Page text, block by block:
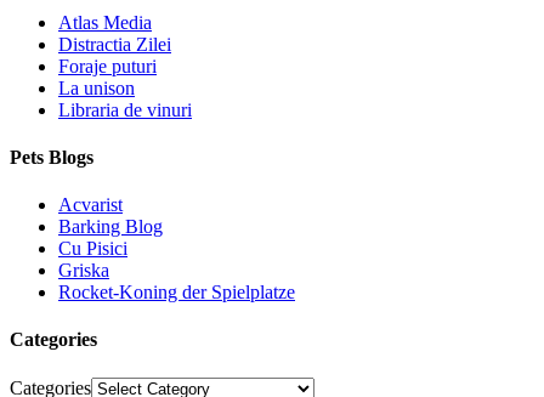
Atlas Media
Distractia Zilei
Foraje puturi
La unison
Libraria de vinuri
Pets Blogs
Acvarist
Barking Blog
Cu Pisici
Griska
Rocket-Koning der Spielplatze
Categories
Categories